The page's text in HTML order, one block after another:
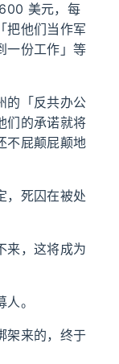
美元，每
把他们当作军
一份工作」等
的「反共办公
们的承诺就将
不屁颠屁颠地
，死囚在被处
来，这将成为
。
架来的，终于